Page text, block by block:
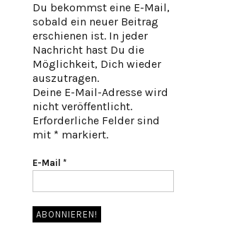
Du bekommst eine E-Mail,
sobald ein neuer Beitrag
erschienen ist. In jeder
Nachricht hast Du die
Möglichkeit, Dich wieder
auszutragen.
Deine E-Mail-Adresse wird
nicht veröffentlicht.
Erforderliche Felder sind
mit * markiert.
E-Mail *